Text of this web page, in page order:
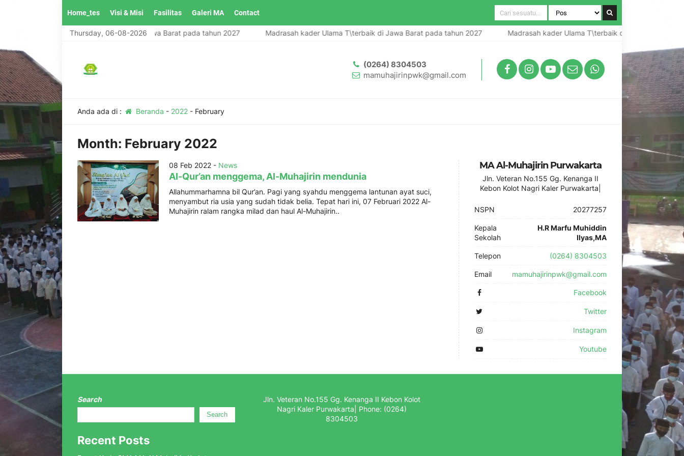
Home_tes Visi & Misi Fasilitas Galeri MA Contact
Thursday, 06-08-2026
Madrasah kader Ulama T\terbaik di Jawa Barat pada tahun 2027 Madrasah kader Ulama T\terbaik di Jawa Barat pada tahun 2027 Madrasah kader Ulama T\terbaik di Jawa Barat pada
(0264) 8304503
mamuhajirinpwk@gmail.com
Anda ada di : Beranda - 2022- February
Month: February 2022
08 Feb 2022 - News
Al-Qur’an menggema, Al-Muhajirin mendunia
Allahummarhamna bil Qur’an. Pagi yang syahdu menggema lantunan ayat suci,
menyambut ria usia yang sudah tidak belia. Tepat hari ini, 07 Februari 2022 Al-
Muhajirin ralam rangka milad dan haul Al-Muhajirin..
MA Al-Muhajirin Purwakarta
Jln. Veteran No.155 Gg. Kenanga II
Kebon Kolot Nagri Kaler Purwakarta|
NSPN 20277257
Kepala
Sekolah
H.R Marfu Muhiddin
Ilyas,MA
Telepon (0264) 8304503
Email mamuhajirinpwk@gmail.com
Facebook
Twitter
Instagram
Youtube
Search
Search
Recent Posts
Jln. Veteran No.155 Gg. Kenanga II Kebon Kolot
Nagri Kaler Purwakarta| Phone: (0264)
8304503